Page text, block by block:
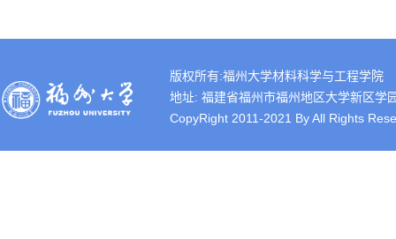
版权所有:福州大学材料科学与工程学院
地址: 福建省福州市福州地区大学新区
CopyRight 2011-2021 By All Rights